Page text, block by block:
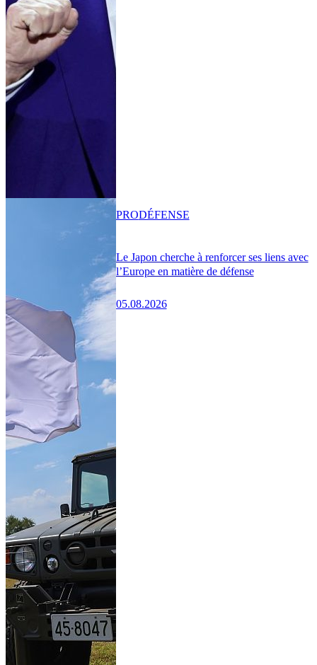
Le Japon cherche à renforcer ses liens avec
l’Europe en matière de défense
05.08.2026
PRODÉFENSE